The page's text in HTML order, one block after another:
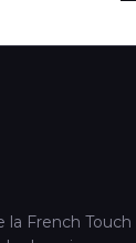
la French Touch